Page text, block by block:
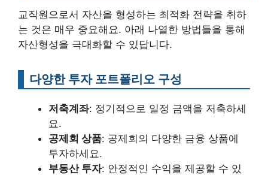
교직원으로서 자산을 형성하는 최적화 전략을 취하
는 것은 매우 중요해요. 아래 나열한 방법들을 통해
자산형성을 극대화할 수 있답니다.
다양한 투자 포트폴리오 구성
저축계좌: 정기적으로 일정 금액을 저축하세
요.
공제회 상품: 공제회의 다양한 금융 상품에
투자하세요.
부동산 투자: 안정적인 수익을 제공할 수 있